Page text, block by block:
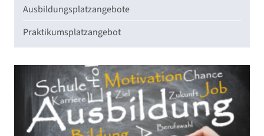
Ausbildungsplatzangebote
Praktikumsplatzangebot